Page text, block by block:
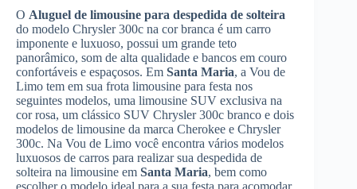
O Aluguel de limousine para despedida de solteira
do modelo Chrysler 300c na cor branca é um carro
imponente e luxuoso, possui um grande teto
panorâmico, som de alta qualidade e bancos em couro
confortáveis e espaçosos. Em Santa Maria, a Vou de
Limo tem em sua frota limousine para festa nos
seguintes modelos, uma limousine SUV exclusiva na
cor rosa, um clássico SUV Chrysler 300c branco e dois
modelos de limousine da marca Cherokee e Chrysler
300c. Na Vou de Limo você encontra vários modelos
luxuosos de carros para realizar sua despedida de
solteira na limousine em Santa Maria, bem como
escolher o modelo ideal para a sua festa para acomodar